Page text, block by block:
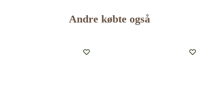
Andre købte også